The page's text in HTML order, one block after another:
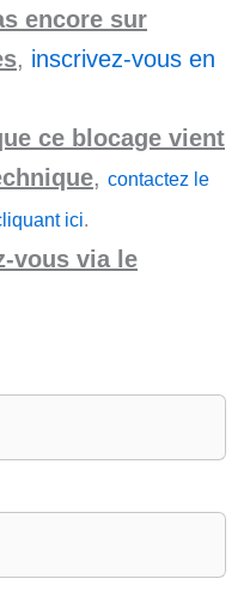
encore sur
, inscrivez-vous en
ce blocage vient
, contactez le
ici.
vous via le